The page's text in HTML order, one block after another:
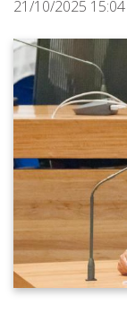
21/10/2025 15:04